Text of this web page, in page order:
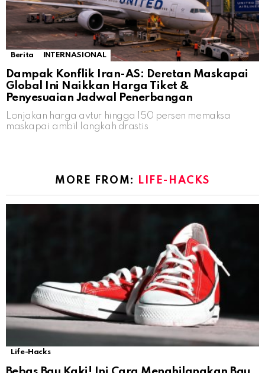
Berita INTERNASIONAL
Dampak Konflik Iran-AS: Deretan Maskapai
Global Ini Naikkan Harga Tiket &
Penyesuaian Jadwal Penerbangan
Lonjakan harga avtur hingga 150 persen memaksa
maskapai ambil langkah drastis
MORE FROM: LIFE-HACKS
Life-Hacks